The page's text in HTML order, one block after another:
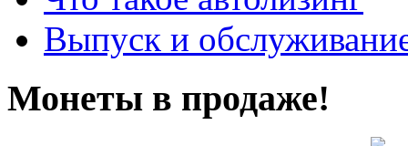
Выпуск и
Монеты в продаже!